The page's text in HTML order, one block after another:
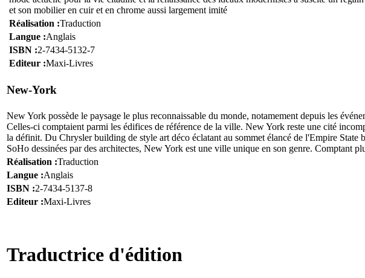
et son mobilier en cuir et en chrome aussi largement imité
Réalisation :Traduction
Langue :Anglais
ISBN :2-7434-5132-7
Editeur :Maxi-Livres
New-York
New York possède le paysage le plus reconnaissable du monde, notamement depuis les
Celles-ci comptaient parmi les édifices de référence de la ville. New York reste une cité
la définit. Du Chrysler building de style art déco éclatant au sommet élancé de l'Empire
SoHo dessinées par des architectes, New York est une ville unique en son genre. Comptant
Réalisation :Traduction
Langue :Anglais
ISBN :2-7434-5137-8
Editeur :Maxi-Livres
Traductrice d'édition